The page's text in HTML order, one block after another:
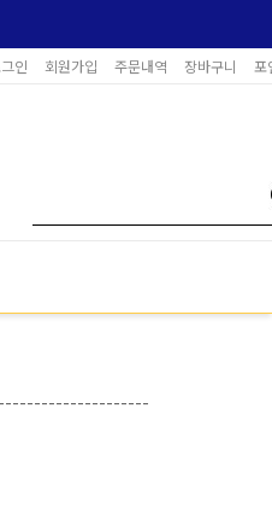
인 회원가입 주문내역 장바구니 포